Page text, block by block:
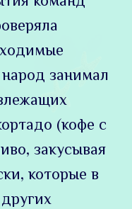
народ занимал
(кофе с
закусывая
которые в